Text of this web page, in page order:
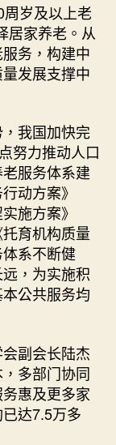
岁及以上老
居家养老。从
务，构建中
发展支撑中
我国加快完
努力推动人口
服务体系建
动方案》
施方案》
育机构质量
系不断健
，为实施积
公共服务均
副会长陆杰
多部门协同
惠及更多家
达7.5万多